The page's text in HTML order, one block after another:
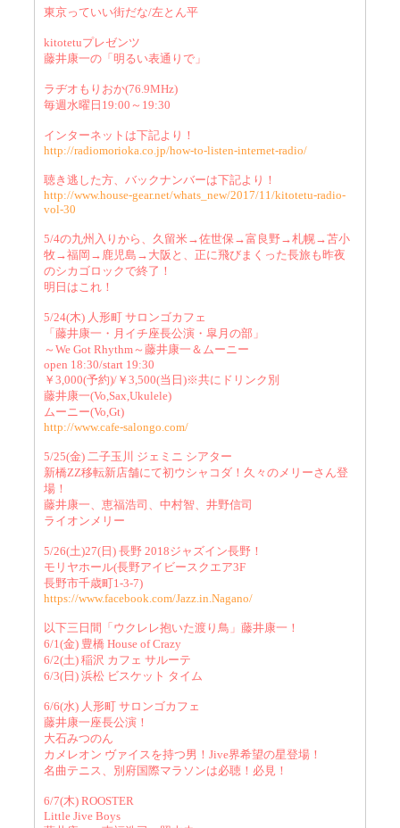
東京っていい街だな/左とん平
kitotetuプレゼンツ
藤井康一の「明るい表通りで」
ラヂオもりおか(76.9MHz)
毎週水曜日19:00～19:30
インターネットは下記より！
http://radiomorioka.co.jp/how-to-listen-internet-radio/
聴き逃した方、バックナンバーは下記より！
http://www.house-gear.net/whats_new/2017/11/kitotetu-radio-
vol-30
5/4の九州入りから、久留米→佐世保→富良野→札幌→苫小
牧→福岡→鹿児島→大阪と、正に飛びまくった長旅も昨夜
のシカゴロックで終了！
明日はこれ！
5/24(木) 人形町 サロンゴカフェ
「藤井康一・月イチ座長公演・皐月の部」
～We Got Rhythm～藤井康一＆ムーニー
open 18:30/start 19:30
￥3,000(予約)/￥3,500(当日)※共にドリンク別
藤井康一(Vo,Sax,Ukulele)
ムーニー(Vo,Gt)
http://www.cafe-salongo.com/
5/25(金) 二子玉川 ジェミニ シアター
新橋ZZ移転新店舗にて初ウシャコダ！久々のメリーさん登
場！
藤井康一、恵福浩司、中村智、井野信司
ライオンメリー
5/26(土)27(日) 長野 2018ジャズイン長野！
モリヤホール(長野アイビースクエア3F
長野市千歳町1-3-7)
https://www.facebook.com/Jazz.in.Nagano/
以下三日間「ウクレレ抱いた渡り鳥」藤井康一！
6/1(金) 豊橋 House of Crazy
6/2(土) 稲沢 カフェ サルーテ
6/3(日) 浜松 ビスケット タイム
6/6(水) 人形町 サロンゴカフェ
藤井康一座長公演！
大石みつのん
カメレオン ヴァイスを持つ男！Jive界希望の星登場！
名曲テニス、別府国際マラソンは必聴！必見！
6/7(木) ROOSTER
Little Jive Boys